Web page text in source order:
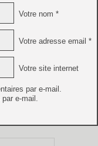
Votre nom *
Votre adresse email *
Votre site internet
par e-mail.
e-mail.